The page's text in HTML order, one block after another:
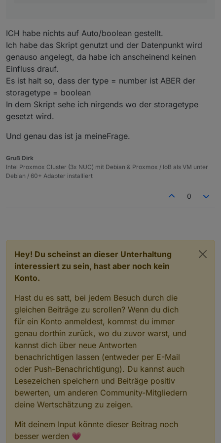
Influx/Grafana nicht mehr und dir wird "no data"
angezeigt.
ICH habe nichts auf Auto/boolean gestellt.
Ich habe das Skript genutzt und der Datenpunkt wird
genauso angelegt, da habe ich anscheinend keinen
Einfluss drauf.
Es ist halt so, dass der type = number ist ABER der
storagetype = boolean
In dem Skript sehe ich nirgends wo der storagetype
gesetzt wird.
Und genau das ist ja meineFrage.
Gruß Dirk
Intel Proxmox Cluster (3x NUC) mit Debian & Proxmox / IoB als VM unter
Debian / 60+ Adapter installiert
0
Hey! Du scheinst an dieser Unterhaltung
interessiert zu sein, hast aber noch kein
Konto.
Hast du es satt, bei jedem Besuch durch die
gleichen Beiträge zu scrollen? Wenn du dich
für ein Konto anmeldest, kommst du immer
genau dorthin zurück, wo du zuvor warst, und
kannst dich über neue Antworten
benachrichtigen lassen (entweder per E-Mail
oder Push-Benachrichtigung). Du kannst auch
Lesezeichen speichern und Beiträge positiv
bewerten, um anderen Community-Mitgliedern
deine Wertschätzung zu zeigen.
Mit deinem Input könnte dieser Beitrag noch
besser werden 💗